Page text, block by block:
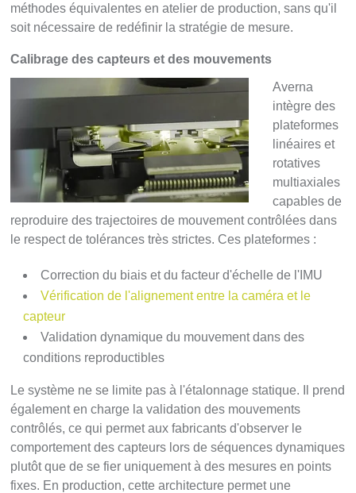
méthodes équivalentes en atelier de production, sans qu'il
soit nécessaire de redéfinir la stratégie de mesure.
Calibrage des capteurs et des mouvements
Averna
intègre des
plateformes
linéaires et
rotatives
multiaxiales
capables de
reproduire des trajectoires de mouvement contrôlées dans
le respect de tolérances très strictes. Ces plateformes :
Correction du biais et du facteur d'échelle de l'IMU
Vérification de l'alignement entre la caméra et le
capteur
Validation dynamique du mouvement dans des
conditions reproductibles
Le système ne se limite pas à l'étalonnage statique. Il prend
également en charge la validation des mouvements
contrôlés, ce qui permet aux fabricants d'observer le
comportement des capteurs lors de séquences dynamiques
plutôt que de se fier uniquement à des mesures en points
fixes. En production, cette architecture permet une